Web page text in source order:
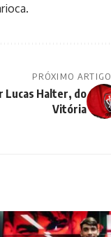
PRÓXIMO ARTIGO
Lucas Halter, do
Vitória